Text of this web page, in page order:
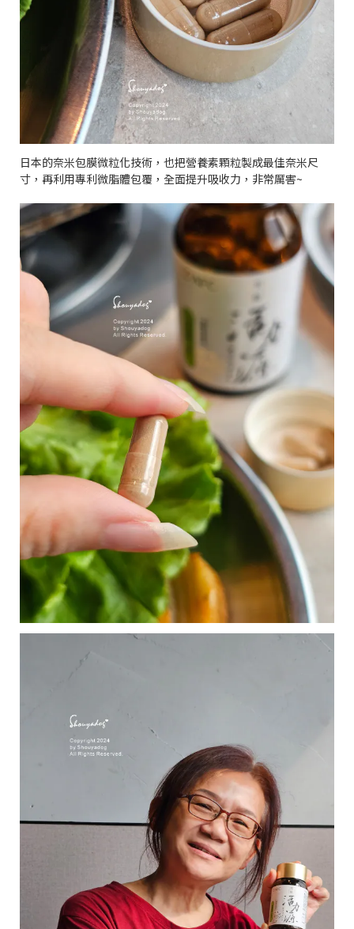
日本的奈米包膜微粒化技術，也把營養素顆粒製成最佳奈米尺
寸，再利用專利微脂體包覆，全面提升吸收力，非常厲害~